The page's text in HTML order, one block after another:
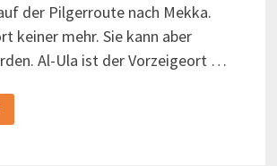
der Pilgerroute nach Mekka.
keiner mehr. Sie kann aber
Al-Ula ist der Vorzeigeort …